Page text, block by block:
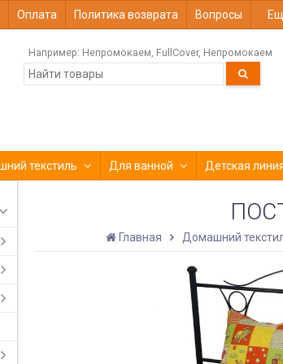
Оплата Политика возврата Вопросы
Например: Непромокаем FullCover Непромокаем
текстиль Для ванной Детская
Главная Домашний